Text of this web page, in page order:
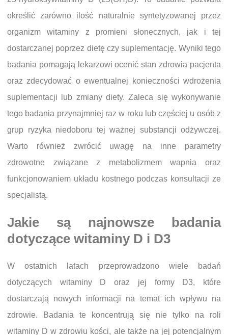
określić zarówno ilość naturalnie syntetyzowanej przez
organizm witaminy z promieni słonecznych, jak i tej
dostarczanej poprzez dietę czy suplementację. Wyniki tego
badania pomagają lekarzowi ocenić stan zdrowia pacjenta
oraz zdecydować o ewentualnej konieczności wdrożenia
suplementacji lub zmiany diety. Zaleca się wykonywanie
tego badania przynajmniej raz w roku lub częściej u osób z
grup ryzyka niedoboru tej ważnej substancji odżywczej.
Warto również zwrócić uwagę na inne parametry
zdrowotne związane z metabolizmem wapnia oraz
funkcjonowaniem układu kostnego podczas konsultacji ze
specjalistą.
Jakie są najnowsze badania
dotyczące witaminy D i D3
W ostatnich latach przeprowadzono wiele badań
dotyczących witaminy D oraz jej formy D3, które
dostarczają nowych informacji na temat ich wpływu na
zdrowie. Badania te koncentrują się nie tylko na roli
witaminy D w zdrowiu kości, ale także na jej potencjalnym